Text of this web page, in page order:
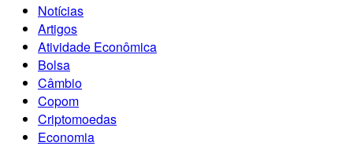
Notícias
Artigos
Atividade Econômica
Bolsa
Câmbio
Copom
Criptomoedas
Economia